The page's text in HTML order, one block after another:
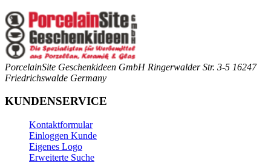
PorcelainSite Geschenkideen GmbH Ringerwalder Str. 3-5 16247
Friedrichswalde Germany
KUNDENSERVICE
Kontaktformular
Einloggen Kunde
Eigenes Logo
Erweiterte Suche